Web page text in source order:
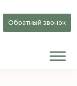
Обратный звонок